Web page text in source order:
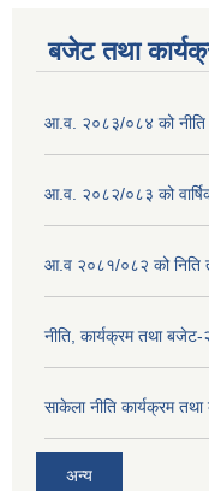
बजेट तथा
आ.व. २०८३/०८४ को नीति
आ.व. २०८२/०८३ को
आ.व २०८१/०८२ को निति
नीति, कार्यक्रम तथा
साकेला नीति कार्यक्रम
अन्य